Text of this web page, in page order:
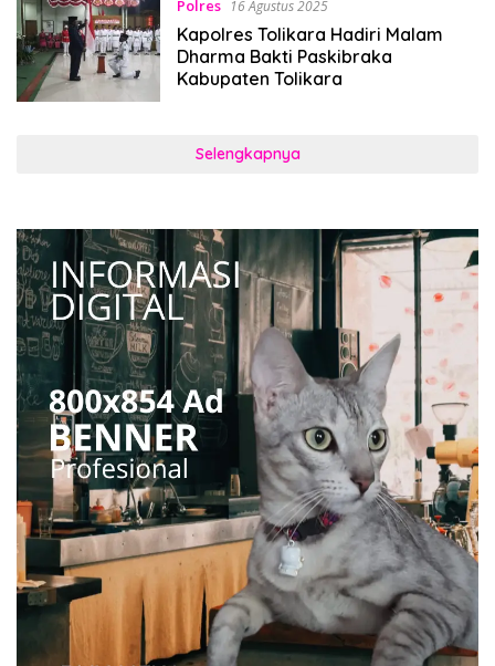
Polres 16 Agustus 2025
Kapolres Tolikara Hadiri Malam
Dharma Bakti Paskibraka
Kabupaten Tolikara
Selengkapnya